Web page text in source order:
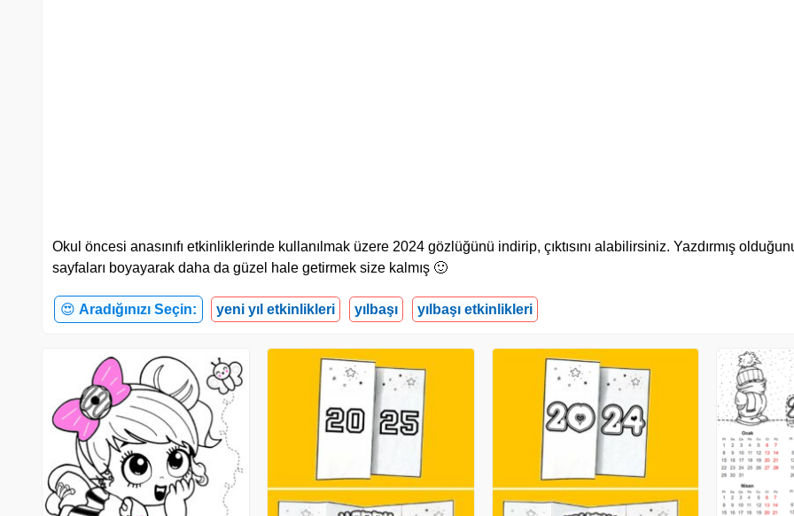
Okul öncesi anasınıfı etkinliklerinde kullanılmak üzere 2024 gözlüğünü indirip, çıktısını alabilirsiniz. Yazdırmış
sayfaları boyayarak daha da güzel hale getirmek size kalmış 🙂
😍 Aradığınızı Seçin: yeni yıl etkinlikleri yılbaşı yılbaşı etkinlikleri